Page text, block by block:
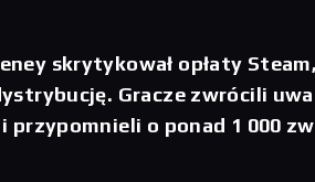
skrytykował opłaty
Gracze zwrócili
przypomnieli o ponad 1 000